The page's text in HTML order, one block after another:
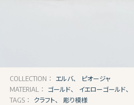
COLLECTION： エルバ、 ピオージャ
MATERIAL： ゴールド、 イエローゴールド、
TAGS： クラフト、 彫り模様